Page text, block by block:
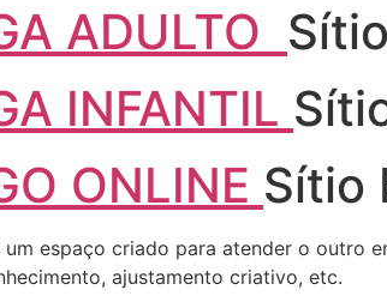
ADULTO
INFANTIL
ONLINE Sítio
espaço criado para atender o outro
ajustamento criativo, etc.